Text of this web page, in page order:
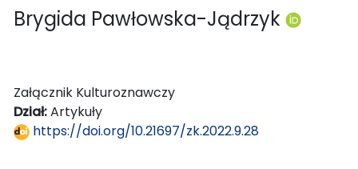
Brygida Pawłowska-Jądrzyk
Załącznik Kulturoznawczy
Dział:Artykuły
https://doi.org/10.21697/zk.2022.9.28